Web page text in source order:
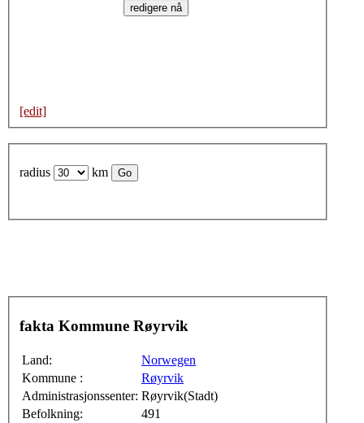
[edit]
radius km
fakta Kommune Røyrvik
Land:
Norwegen
Kommune :
Røyrvik
Administrasjonssenter: Røyrvik(Stadt)
Befolkning:
491